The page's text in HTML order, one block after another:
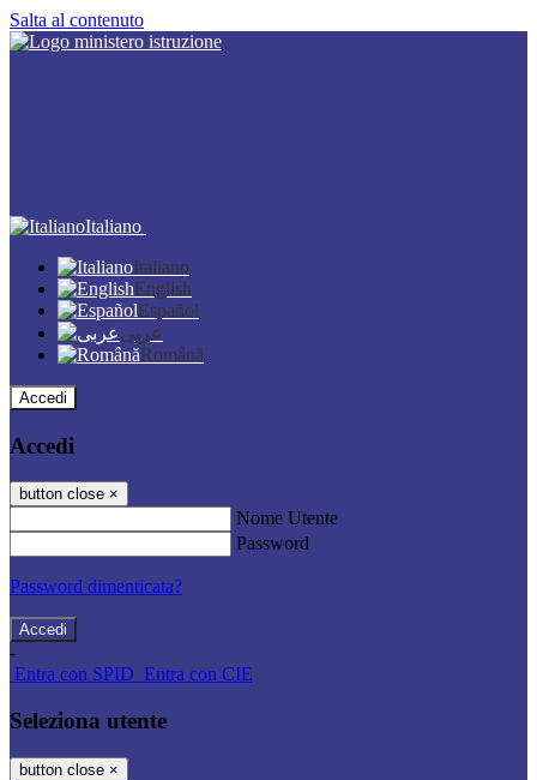
Salta al contenuto
Italiano
Italiano
English
Español
عربى
Română
Accedi
Accedi
button close ×
Nome Utente
Password
Password dimenticata?
-
Entra con SPID Entra con CIE
Seleziona utente
button close ×